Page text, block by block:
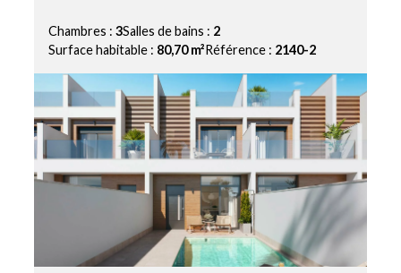
Chambres :3Salles de bains : 2
Surface habitable : 80,70 m²Référence : 2140-2